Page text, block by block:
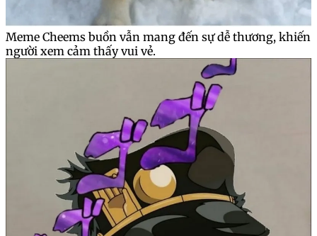
Meme Cheems buồn vẫn mang đến sự dễ thương, khiến
người xem cảm thấy vui vẻ.